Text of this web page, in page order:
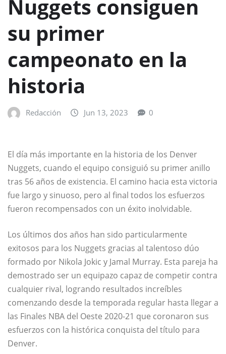
Nuggets consiguen
su primer
campeonato en la
historia
Redacción Jun 13, 2023 0
El día más importante en la historia de los Denver
Nuggets, cuando el equipo consiguió su primer anillo
tras 56 años de existencia. El camino hacia esta victoria
fue largo y sinuoso, pero al final todos los esfuerzos
fueron recompensados con un éxito inolvidable.
Los últimos dos años han sido particularmente
exitosos para los Nuggets gracias al talentoso dúo
formado por Nikola Jokic y Jamal Murray. Esta pareja ha
demostrado ser un equipazo capaz de competir contra
cualquier rival, logrando resultados increíbles
comenzando desde la temporada regular hasta llegar a
las Finales NBA del Oeste 2020-21 que coronaron sus
esfuerzos con la histórica conquista del título para
Denver.